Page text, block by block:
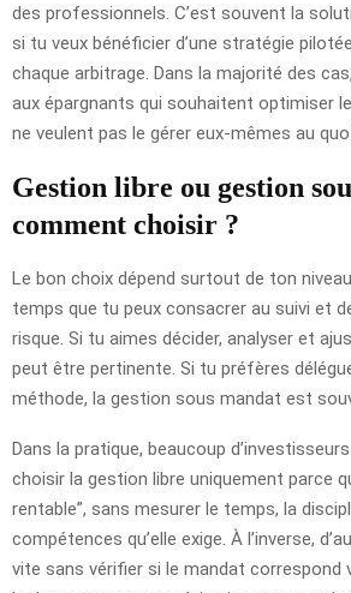
des professionnels. C’est souvent la
si tu veux bénéficier d’une stratégie
chaque arbitrage. Dans la majorité des
aux épargnants qui souhaitent optimiser
ne veulent pas le gérer eux-mêmes au
Gestion libre ou gestion
comment choisir ?
Le bon choix dépend surtout de ton
temps que tu peux consacrer au suivi et
risque. Si tu aimes décider, analyser et
peut être pertinente. Si tu préfères
méthode, la gestion sous mandat est
Dans la pratique, beaucoup
choisir la gestion libre uniquement parce
rentable”, sans mesurer le temps, la
compétences qu’elle exige. À l’inverse,
vite sans vérifier si le mandat correspond